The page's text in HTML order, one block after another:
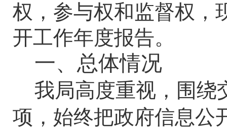
权，参与权和监督权，
开工作年度报告。
一、总体情况
我局高度重视，围绕
项，始终把政府信息公